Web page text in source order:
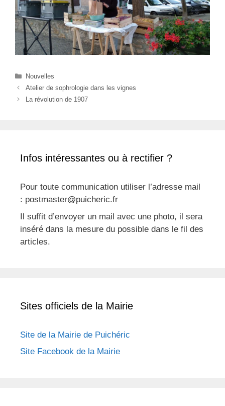
Catégories
Nouvelles
Atelier de sophrologie dans les vignes
La révolution de 1907
Infos intéressantes ou à rectifier ?
Pour toute communication utiliser l’adresse mail
: postmaster@puicheric.fr
Il suffit d’envoyer un mail avec une photo, il sera
inséré dans la mesure du possible dans le fil des
articles.
Sites officiels de la Mairie
Site de la Mairie de Puichéric
Site Facebook de la Mairie